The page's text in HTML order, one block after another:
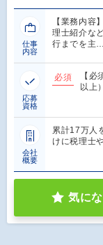
仕事
内容
【業務内容
理士紹介な
行までを主…
応募
資格
必須
【
以上
会社
概要
累計17万人
けに税理士
気に